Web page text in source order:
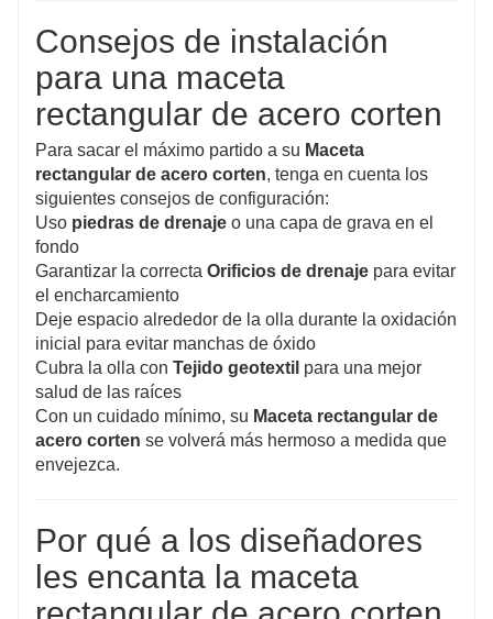
Consejos de instalación
para una maceta
rectangular de acero corten
Para sacar el máximo partido a su Maceta
rectangular de acero corten, tenga en cuenta los
siguientes consejos de configuración:
Uso piedras de drenaje o una capa de grava en el
fondo
Garantizar la correcta Orificios de drenaje para evitar
el encharcamiento
Deje espacio alrededor de la olla durante la oxidación
inicial para evitar manchas de óxido
Cubra la olla con Tejido geotextil para una mejor
salud de las raíces
Con un cuidado mínimo, su Maceta rectangular de
acero corten se volverá más hermoso a medida que
envejezca.
Por qué a los diseñadores
les encanta la maceta